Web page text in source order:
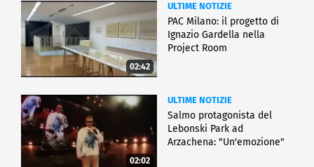
02:42
ULTIME NOTIZIE
PAC Milano: il progetto di
Ignazio Gardella nella
Project Room
02:02
ULTIME NOTIZIE
Salmo protagonista del
Lebonski Park ad
Arzachena: "Un'emozione"